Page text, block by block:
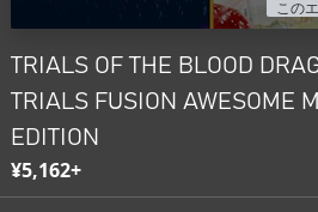
この
TRIALS OF THE BLOOD
TRIALS FUSION AWESOME
EDITION
¥5,162+